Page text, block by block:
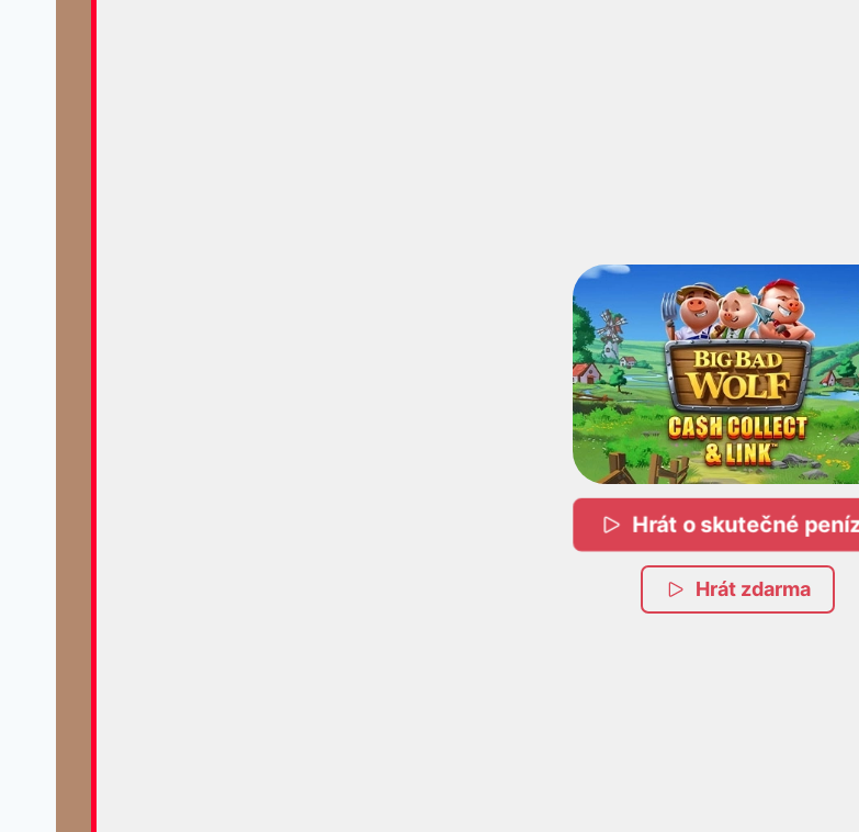
Hrát o skutečné
Hrát zdarma